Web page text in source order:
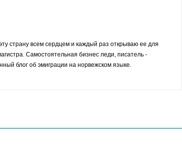
страну всем сердцем и каждый раз открываю ее для
Самостоятельная бизнес леди, писатель -
блог об эмиграции на норвежском языке.